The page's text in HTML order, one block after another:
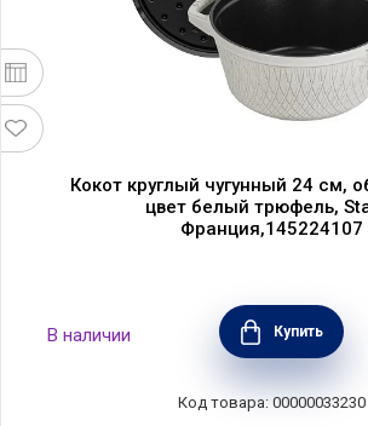
Кокот круглый чугунный 24 см,
цвет белый трюфель,
Франция,145224107
В наличии Купить
Код товара: 00000033230